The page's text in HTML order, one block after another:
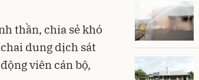
thần, chia sẻ khó
dung dịch sát
viên cán bộ,